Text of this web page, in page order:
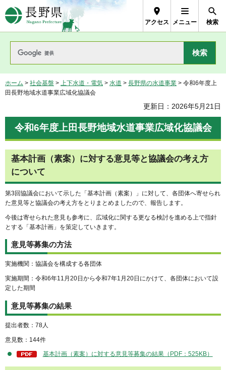
長野県Nagano Prefecture
アクセス メニュー 検索
ホーム > 社会基盤 > 上下水道・電気 > 水道 > 長野県の水道事業 > 令和6年度上
田長野地域水道事業広域化協議会
更新日：2026年5月21日
令和6年度上田長野地域水道事業広域化協議会
基本計画（素案）に対する意見等と協議会の考え方
について
第3回協議会において示した「基本計画（素案）」に対して、各団体へ寄せられ
た意見等と協議会の考え方をとりまとめましたので、報告します。
今後は寄せられた意見も参考に、広域化に関する更なる検討を進める上で指針
とする「基本計画」を策定していきます。
意見等募集の方法
実施機関：協議会を構成する各団体
実施期間：令和6年11月20日から令和7年1月20日にかけて、各団体において設
定した期間
意見等募集の結果
提出者数：78人
意見数：144件
基本計画（素案）に対する意見等募集の結果（PDF：525KB）